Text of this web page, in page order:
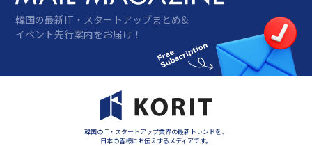
韓国の最新IT・スタートアップまとめ&
イベント先行案内をお届け！
韓国のIT・スタートアップ業界の最新トレンドを、
日本の皆様にお伝えするメディアです。